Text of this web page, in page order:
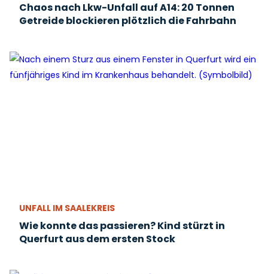
Chaos nach Lkw-Unfall auf A14: 20 Tonnen
Getreide blockieren plötzlich die Fahrbahn
UNFALL IM SAALEKREIS
Wie konnte das passieren? Kind stürzt in
Querfurt aus dem ersten Stock